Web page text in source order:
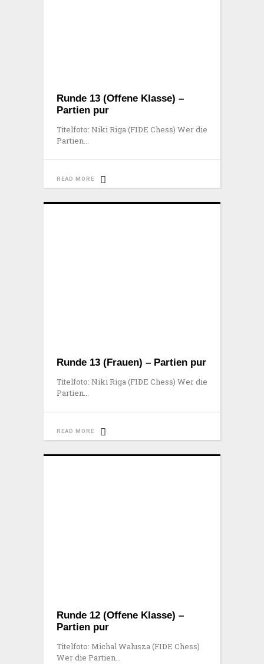
Runde 13 (Offene Klasse) –
Partien pur
Titelfoto: Niki Riga (FIDE Chess) Wer die
Partien
READ MORE
Runde 13 (Frauen) – Partien pur
Titelfoto: Niki Riga (FIDE Chess) Wer die
Partien
READ MORE
Runde 12 (Offene Klasse) –
Partien pur
Titelfoto: Michal Walusza (FIDE Chess)
Wer die Partien